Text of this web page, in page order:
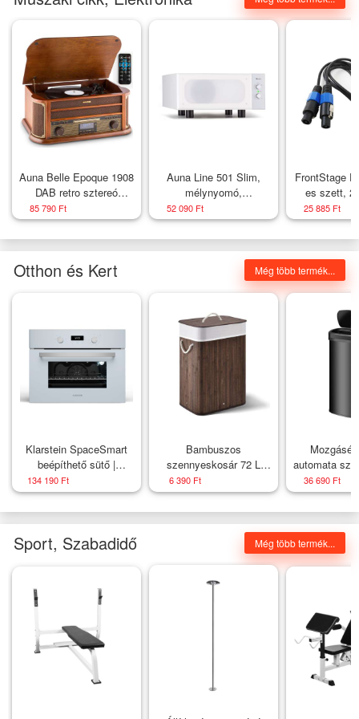
Auna Belle Epoque 1908
DAB retro sztereó
rendszer lemezjátszóval
DAB+
85 790 Ft
Auna Line 501 Slim,
mélynyomó,
basszusreflex, aktív, 80
W RMS, 50 - 100 Hz, 4
Ohm
52 090 Ft
FrontStage
es szett, 2
elleni
25 885 Ft
Otthon és Kert Még több termék...
Klarstein SpaceSmart
beépíthető sütő |
Kompakt | 45 cm | 41
liter | 8 funkció
134 190 Ft
Bambuszos
szennyeskosár 72 L
fedéllel és zsákkal barna
6 390 Ft
automata
36 690 Ft
Sport, Szabadidő Még több termék...